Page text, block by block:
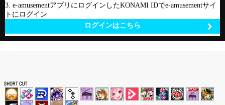
3. e-amusementアプリにログインしたKONAMI IDでe-amusementサイ
トにログイン
ログインはこちら